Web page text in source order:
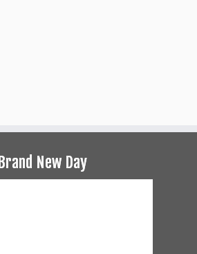
Brand New Day